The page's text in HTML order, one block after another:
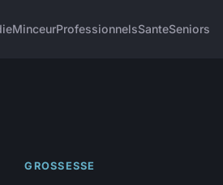
MinceurProfessionnelsSanteSeniors
GROSSESSE